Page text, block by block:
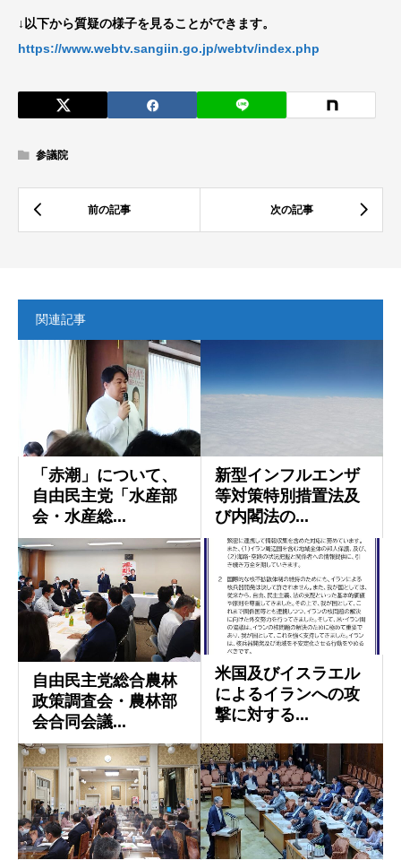
↓以下から質疑の様子を見ることができます。
https://www.webtv.sangiin.go.jp/webtv/index.php
参議院
関連記事
「赤潮」について、
自由民主党「水産部
会・水産総...
新型インフルエンザ
等対策特別措置法及
び内閣法の...
自由民主党総合農林
政策調査会・農林部
会合同会議...
米国及びイスラエル
によるイランへの攻
撃に対する...